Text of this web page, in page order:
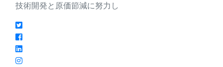
技術開発と原価節減に努力し